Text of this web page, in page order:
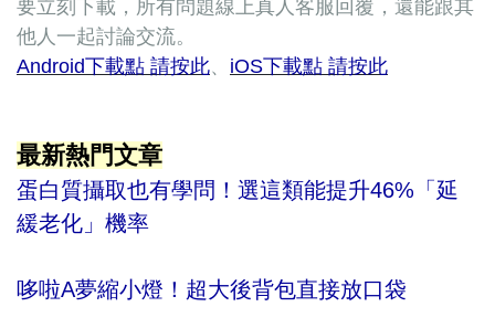
要立刻下載，所有問題線上真人客服回覆，還能跟其
他人一起討論交流。
Android下載點 請按此、 iOS下載點 請按此
最新熱門文章
蛋白質攝取也有學問！選這類能提升46%「延
緩老化」機率
哆啦A夢縮小燈！超大後背包直接放口袋